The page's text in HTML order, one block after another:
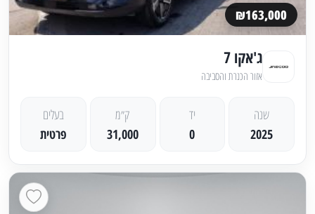
₪163,000
ג'אקו 7
אזור הכנרת והסביבה
שנה
2025
יד
0
ק״מ
31,000
בעלים
פרטית